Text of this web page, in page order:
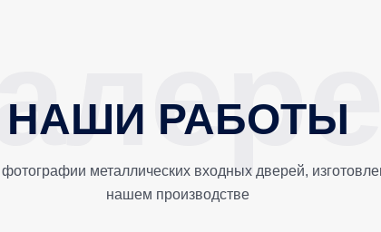
НАШИ РАБОТЫ
металлических входных дверей,
нашем производстве